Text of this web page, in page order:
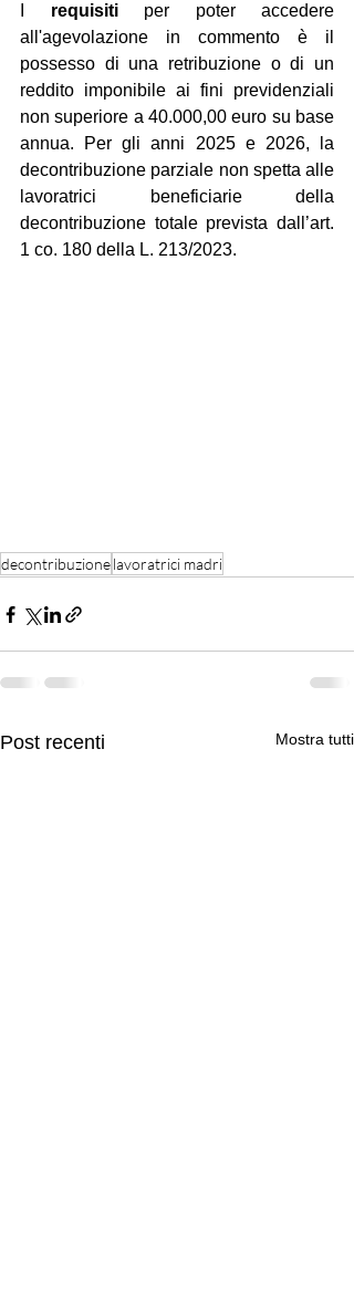
requisiti per poter accedere
all'agevolazione in commento è il
possesso di una retribuzione o di un
reddito imponibile ai fini previdenziali
non superiore a 40.000,00 euro su base
annua. Per gli anni 2025 e 2026, la
decontribuzione parziale non spetta alle
lavoratrici beneficiarie della
decontribuzione totale prevista dall’art.
1 co. 180 della L. 213/2023.
decontribuzionelavoratrici madri
Post recenti Mostra tutti